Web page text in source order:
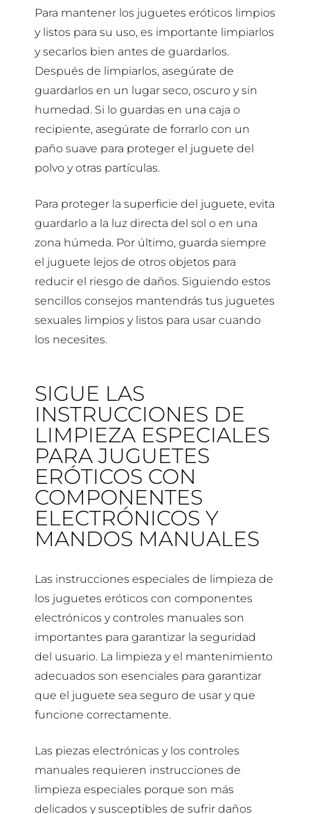
Para mantener los juguetes eróticos limpios
y listos para su uso, es importante limpiarlos
y secarlos bien antes de guardarlos.
Después de limpiarlos, asegúrate de
guardarlos en un lugar seco, oscuro y sin
humedad. Si lo guardas en una caja o
recipiente, asegúrate de forrarlo con un
paño suave para proteger el juguete del
polvo y otras partículas.
Para proteger la superficie del juguete, evita
guardarlo a la luz directa del sol o en una
zona húmeda. Por último, guarda siempre
el juguete lejos de otros objetos para
reducir el riesgo de daños. Siguiendo estos
sencillos consejos mantendrás tus juguetes
sexuales limpios y listos para usar cuando
los necesites.
SIGUE LAS
INSTRUCCIONES DE
LIMPIEZA ESPECIALES
PARA JUGUETES
ERÓTICOS CON
COMPONENTES
ELECTRÓNICOS Y
MANDOS MANUALES
Las instrucciones especiales de limpieza de
los juguetes eróticos con componentes
electrónicos y controles manuales son
importantes para garantizar la seguridad
del usuario. La limpieza y el mantenimiento
adecuados son esenciales para garantizar
que el juguete sea seguro de usar y que
funcione correctamente.
Las piezas electrónicas y los controles
manuales requieren instrucciones de
limpieza especiales porque son más
delicados y susceptibles de sufrir daños